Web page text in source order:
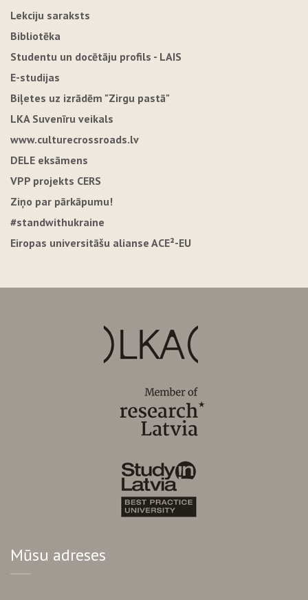
Lekciju saraksts
Bibliotēka
Studentu un docētāju profils - LAIS
E-studijas
Biļetes uz izrādēm "Zirgu pastā"
LKA Suvenīru veikals
www.culturecrossroads.lv
DELE eksāmens
VPP projekts CERS
Ziņo par pārkāpumu!
#standwithukraine
Eiropas universitāšu alianse ACE²-EU
Mūsu adreses